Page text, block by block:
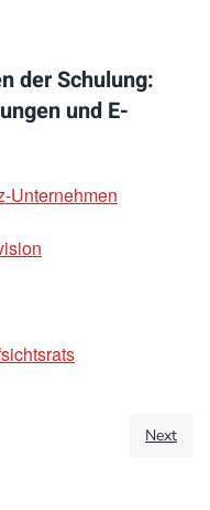
der Schulung:
und E-
Unternehmen
Next